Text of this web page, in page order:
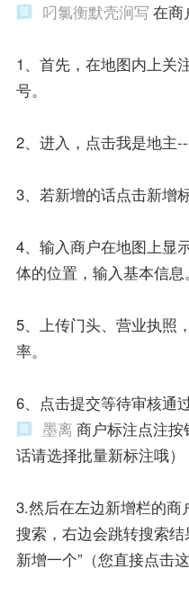
叼氯衡默壳涧写 在商
1、首先，在地图内上关
号。
2、进入，点击我是地主
3、若新增的话点击新增标
4、输入商户在地图上显
体的位置，输入基本信息。
5、上传门头、营业执照
率。
6、点击提交等待审核通
墨离 商户标注点注
话请选择批量新标注哦）
3.然后在左边新增栏的
搜索，右边会跳转搜索结
新增一个”（您直接点击